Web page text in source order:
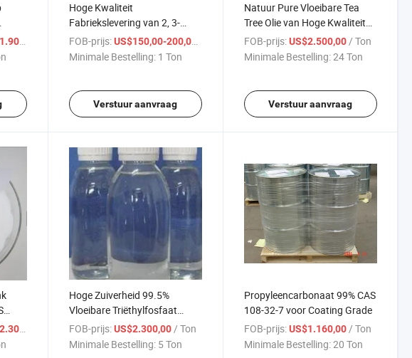
3
Hoge Kwaliteit
Fabriekslevering van 2, 3-
Butanediol CAS 513-85-9
FOB-prijs: US$150,00-200,00
Minimale Bestelling: 1 Ton
Verstuur aanvraag
Natuur Pure Vloeibare Tea
Tree Olie van Hoge Kwaliteit
CAS: 68647-73-4
FOB-prijs: US$2.500,00/ Ton
Minimale Bestelling:24 Ton
Verstuur aanvraag
Hoge Zuiverheid 99.5%
Vloeibare Triëthylfosfaat
(TEP)
FOB-prijs: US$2.300,00 / Ton
Minimale Bestelling: 5 Ton
Propyleencarbonaat 99% CAS
108-32-7 voor Coating Grade
FOB-prijs: US$1.160,00 / Ton
Minimale Bestelling:20 Ton